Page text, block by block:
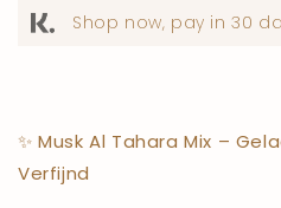
Shop now, pay in 30
✨ Musk Al Tahara Mix –
Verfijnd